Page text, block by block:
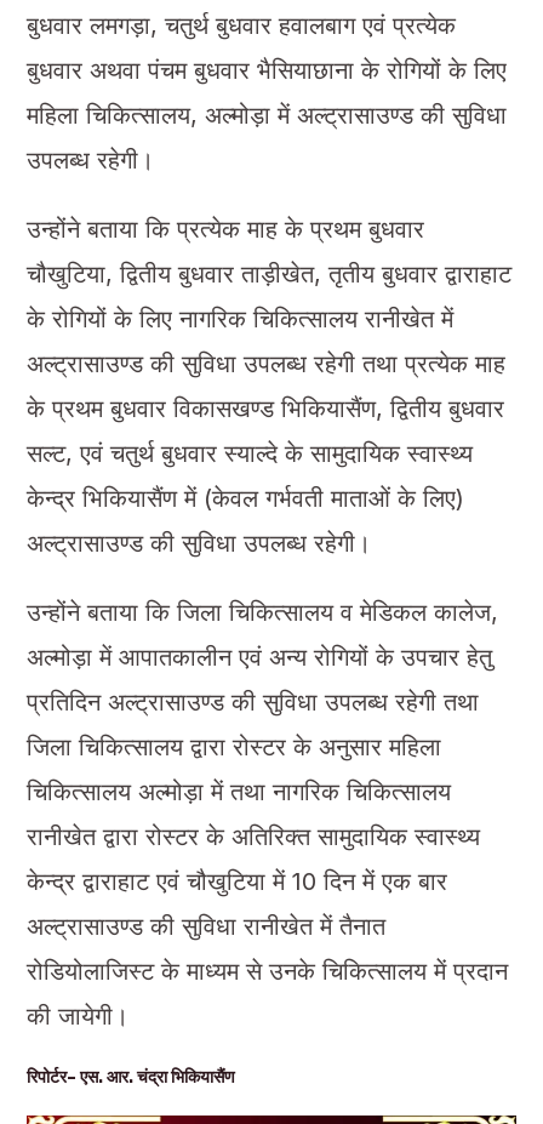
बुधवार लमगड़ा, चतुर्थ बुधवार हवालबाग एवं प्रत्येक
बुधवार अथवा पंचम बुधवार भैसियाछाना के रोगियों के लिए
महिला चिकित्सालय, अल्मोड़ा में अल्ट्रासाउण्ड की सुविधा
उपलब्ध रहेगी।
उन्होंने बताया कि प्रत्येक माह के प्रथम बुधवार
चौखुटिया, द्वितीय बुधवार ताड़ीखेत, तृतीय बुधवार द्वाराहाट
के रोगियों के लिए नागरिक चिकित्सालय रानीखेत में
अल्ट्रासाउण्ड की सुविधा उपलब्ध रहेगी तथा प्रत्येक माह
के प्रथम बुधवार विकासखण्ड भिकियासैंण, द्वितीय बुधवार
सल्ट, एवं चतुर्थ बुधवार स्याल्दे के सामुदायिक स्वास्थ्य
केन्द्र भिकियासैंण में (केवल गर्भवती माताओं के लिए)
अल्ट्रासाउण्ड की सुविधा उपलब्ध रहेगी।
उन्होंने बताया कि जिला चिकित्सालय व मेडिकल कालेज,
अल्मोड़ा में आपातकालीन एवं अन्य रोगियों के उपचार हेतु
प्रतिदिन अल्ट्रासाउण्ड की सुविधा उपलब्ध रहेगी तथा
जिला चिकित्सालय द्वारा रोस्टर के अनुसार महिला
चिकित्सालय अल्मोड़ा में तथा नागरिक चिकित्सालय
रानीखेत द्वारा रोस्टर के अतिरिक्त सामुदायिक स्वास्थ्य
केन्द्र द्वाराहाट एवं चौखुटिया में 10 दिन में एक बार
अल्ट्रासाउण्ड की सुविधा रानीखेत में तैनात
रोडियोलाजिस्ट के माध्यम से उनके चिकित्सालय में प्रदान
की जायेगी।
रिपोर्टर- एस. आर. चंद्रा भिकियासैंण